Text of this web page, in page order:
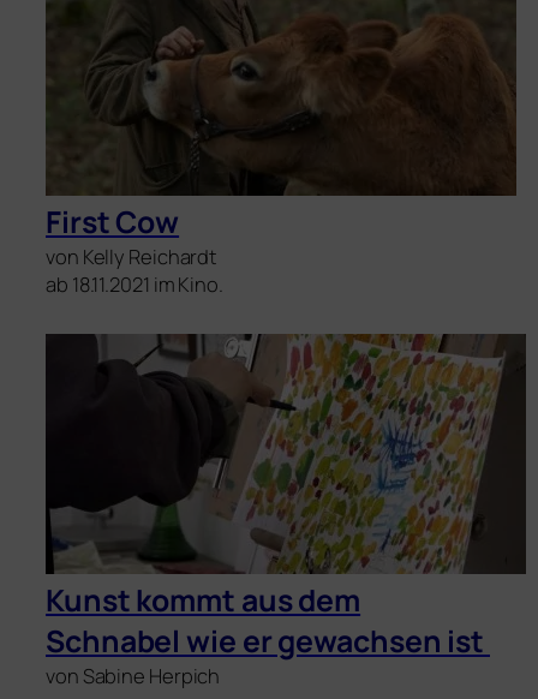
First Cow
von Kelly Reichardt
ab 18.11.2021 im Kino.
Kunst kommt aus dem
Schnabel wie er gewach­sen ist
von Sabine Herpich